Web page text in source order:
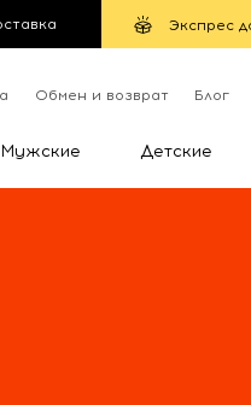
Экспрес
Обмен и возврат Блог
Мужские Детские